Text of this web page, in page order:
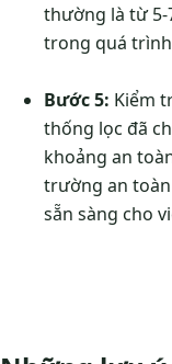
thường là từ 5-
trong quá trình
Bước 5: Kiểm
thống lọc đã
khoảng an
trường an
sẵn sàng cho